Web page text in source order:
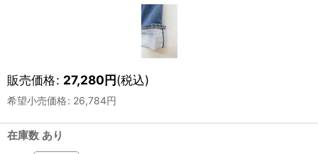
販売価格: 27,280円(税込)
希望小売価格: 26,784円
在庫数 あり